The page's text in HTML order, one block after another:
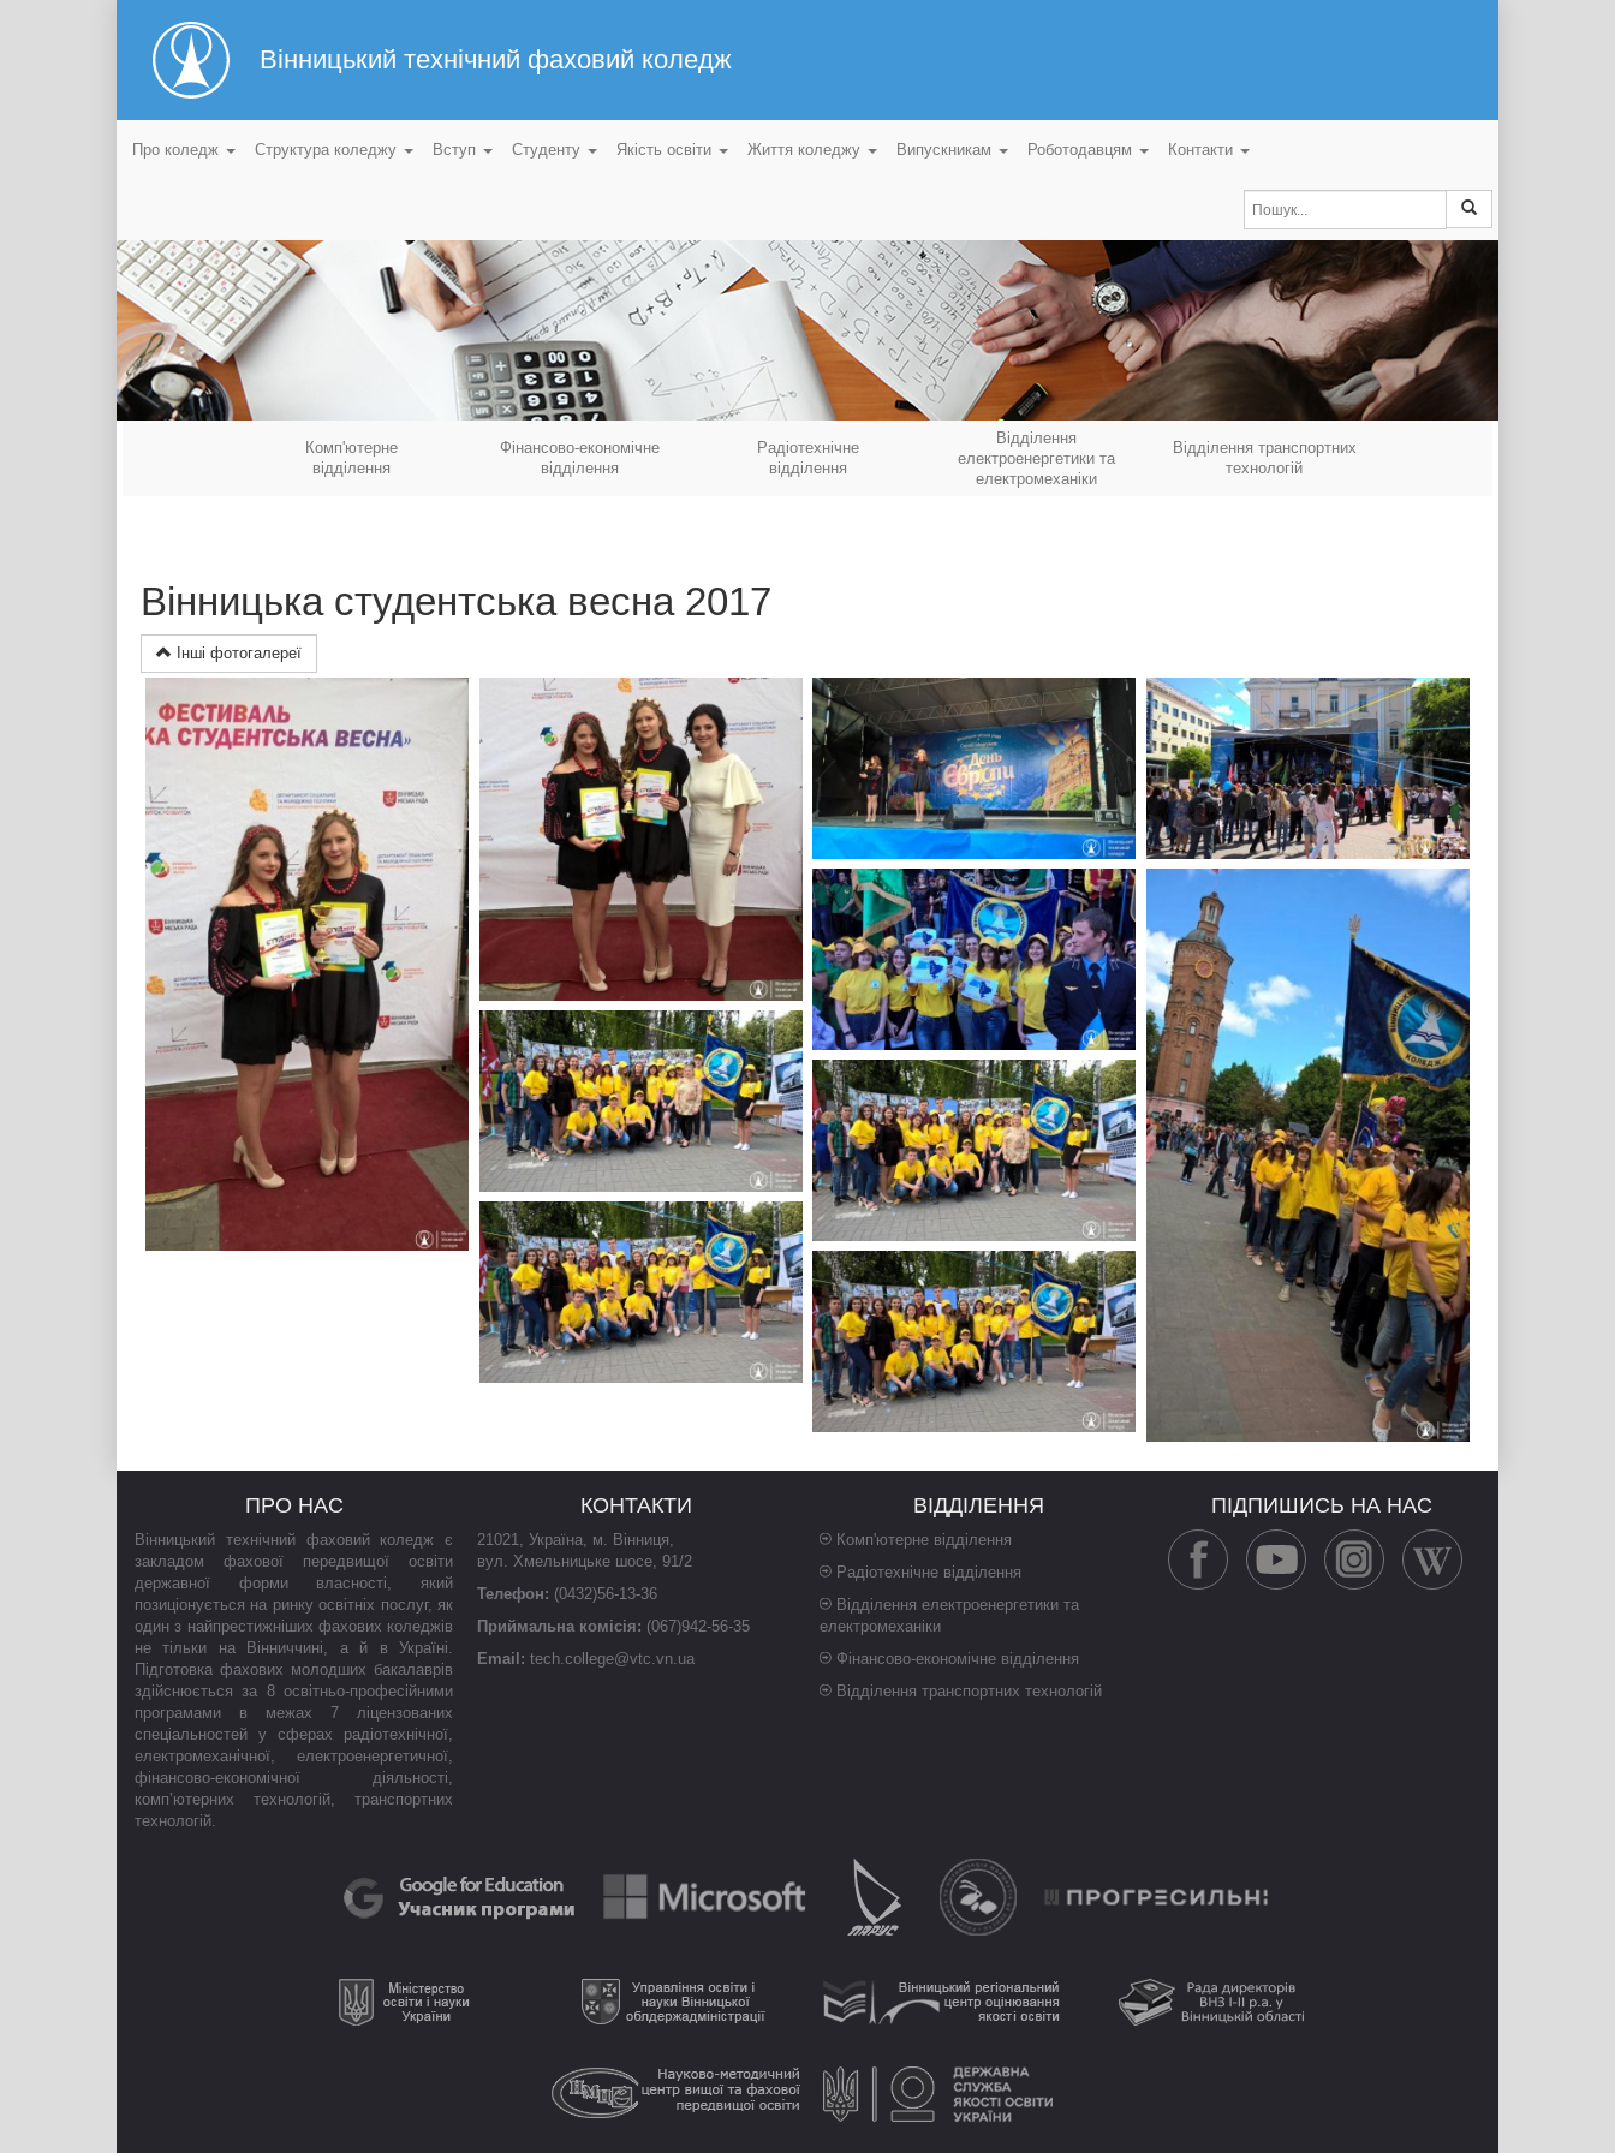
Вінницький технічний фаховий коледж
Про коледж Структура коледжу Вступ Студенту Якість освіти Життя коледжу Випускникам Роботодавцям Контакти
Комп'ютерне
відділення
Фінансово-економічне
відділення
Радіотехнічне
відділення
Відділення
електроенергетики та
електромеханіки
Відділення транспортних
технологій
Вінницька студентська весна 2017
Інші фотогалереї
ПРО НАС
Вінницький технічний фаховий коледж є
закладом фахової передвищої освіти
державної форми власності, який
позиціонується на ринку освітніх послуг, як
один з найпрестижніших фахових коледжів
не тільки на Вінниччині, а й в Україні.
Підготовка фахових молодших бакалаврів
здійснюється за 8 освітньо-професійними
програмами в межах 7 ліцензованих
спеціальностей у сферах радіотехнічної,
електромеханічної, електроенергетичної,
фінансово-економічної діяльності,
комп’ютерних технологій, транспортних
технологій.
КОНТАКТИ
21021, Україна, м. Вінниця,
вул. Хмельницьке шосе, 91/2
Телефон: (0432)56-13-36
Приймальна комісія: (067)942-56-35
Email: tech.college@vtc.vn.ua
ВІДДІЛЕННЯ
Комп'ютерне відділення
Радіотехнічне відділення
Відділення електроенергетики та
електромеханіки
Фінансово-економічне відділення
Відділення транспортних технологій
ПІДПИШИСЬ НА НАС